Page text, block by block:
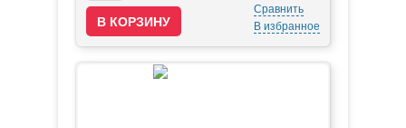
Сравнить
В избранное